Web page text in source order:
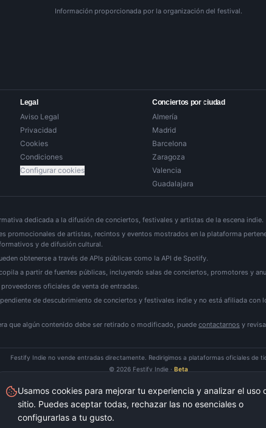
Información proporcionada por la organización del festival.
Legal
Aviso Legal
Privacidad
Cookies
Condiciones
Configurar cookies
Conciertos por ciudad
Almería
Madrid
Barcelona
Zaragoza
Valencia
Guadalajara
dedicada a la difusión de conciertos, festivales y artistas de la escena indie.
promocionales de artistas, recintos y eventos mostrados en la plataforma
y de difusión cultural.
obtenerse a través de APIs públicas como la API de Spotify.
a partir de fuentes públicas, incluyendo salas de conciertos, promotores y
oficiales de venta de entradas.
de descubrimiento de conciertos y festivales indie y no está afiliada
que algún contenido debe ser retirado o modificado, puede contactarnos y
Festify Indie no vende entradas directamente. Redirigimos a plataformas oficiales de
© 2026 Festify Indie · Beta
Usamos cookies para mejorar tu experiencia y analizar el uso
sitio. Puedes aceptar todas, rechazar las no esenciales o
configurarlas a tu gusto.